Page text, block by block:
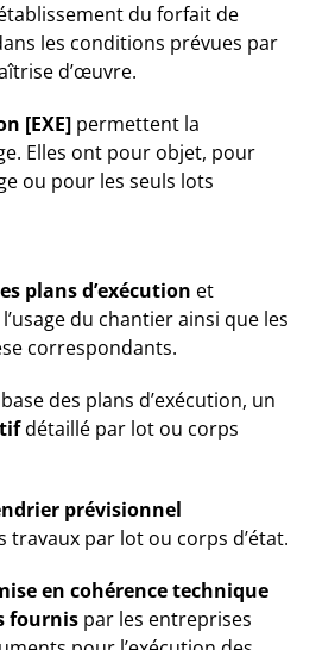
du forfait de
les conditions prévues par
d’œuvre.
[EXE] permettent la
Elles ont pour objet, pour
ou pour les seuls lots
plans d’exécution et
du chantier ainsi que les
correspondants.
des plans d’exécution, un
détaillé par lot ou corps
prévisionnel
travaux par lot ou corps d’état.
en cohérence technique
fournis par les entreprises